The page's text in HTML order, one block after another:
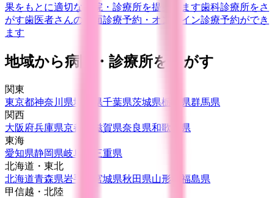
果をもとに適切な病院・診療所を提案します歯科診療所をさ
がす歯医者さんの対面診療予約・オンライン診療予約ができ
ます
地域から病院・診療所をさがす
関東
東京都神奈川県埼玉県千葉県茨城県栃木県群馬県
関西
大阪府兵庫県京都府 滋賀県奈良県和歌山県
東海
愛知県静岡県岐阜県
三重県
北海道・東北
北海道青森県岩手県 宮城県秋田県山形県
福島県
甲信越・北陸